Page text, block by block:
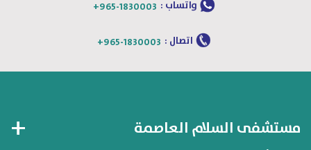
واتساب : +965-1830003
اتصال : +965-1830003
مستشفى السلام العاصمة